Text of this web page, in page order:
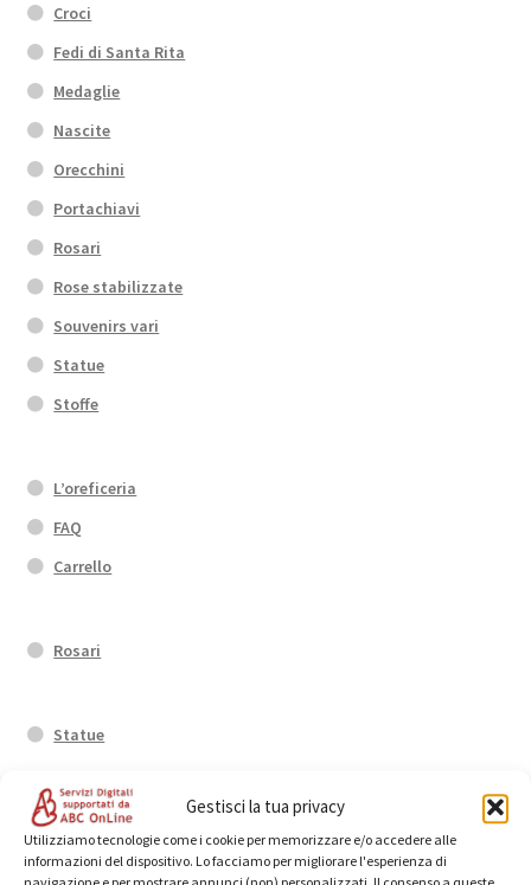
Gestisci la tua privacy
Utilizziamo tecnologie come i cookie per memorizzare e/o accedere alle
informazioni del dispositivo. Lo facciamo per migliorare l'esperienza di
Croci
Fedi di Santa Rita
Medaglie
Nascite
Orecchini
Portachiavi
Rosari
Rose stabilizzate
Souvenirs vari
Statue
Stoffe
L’oreficeria
FAQ
Carrello
Rosari
Statue
Anelli